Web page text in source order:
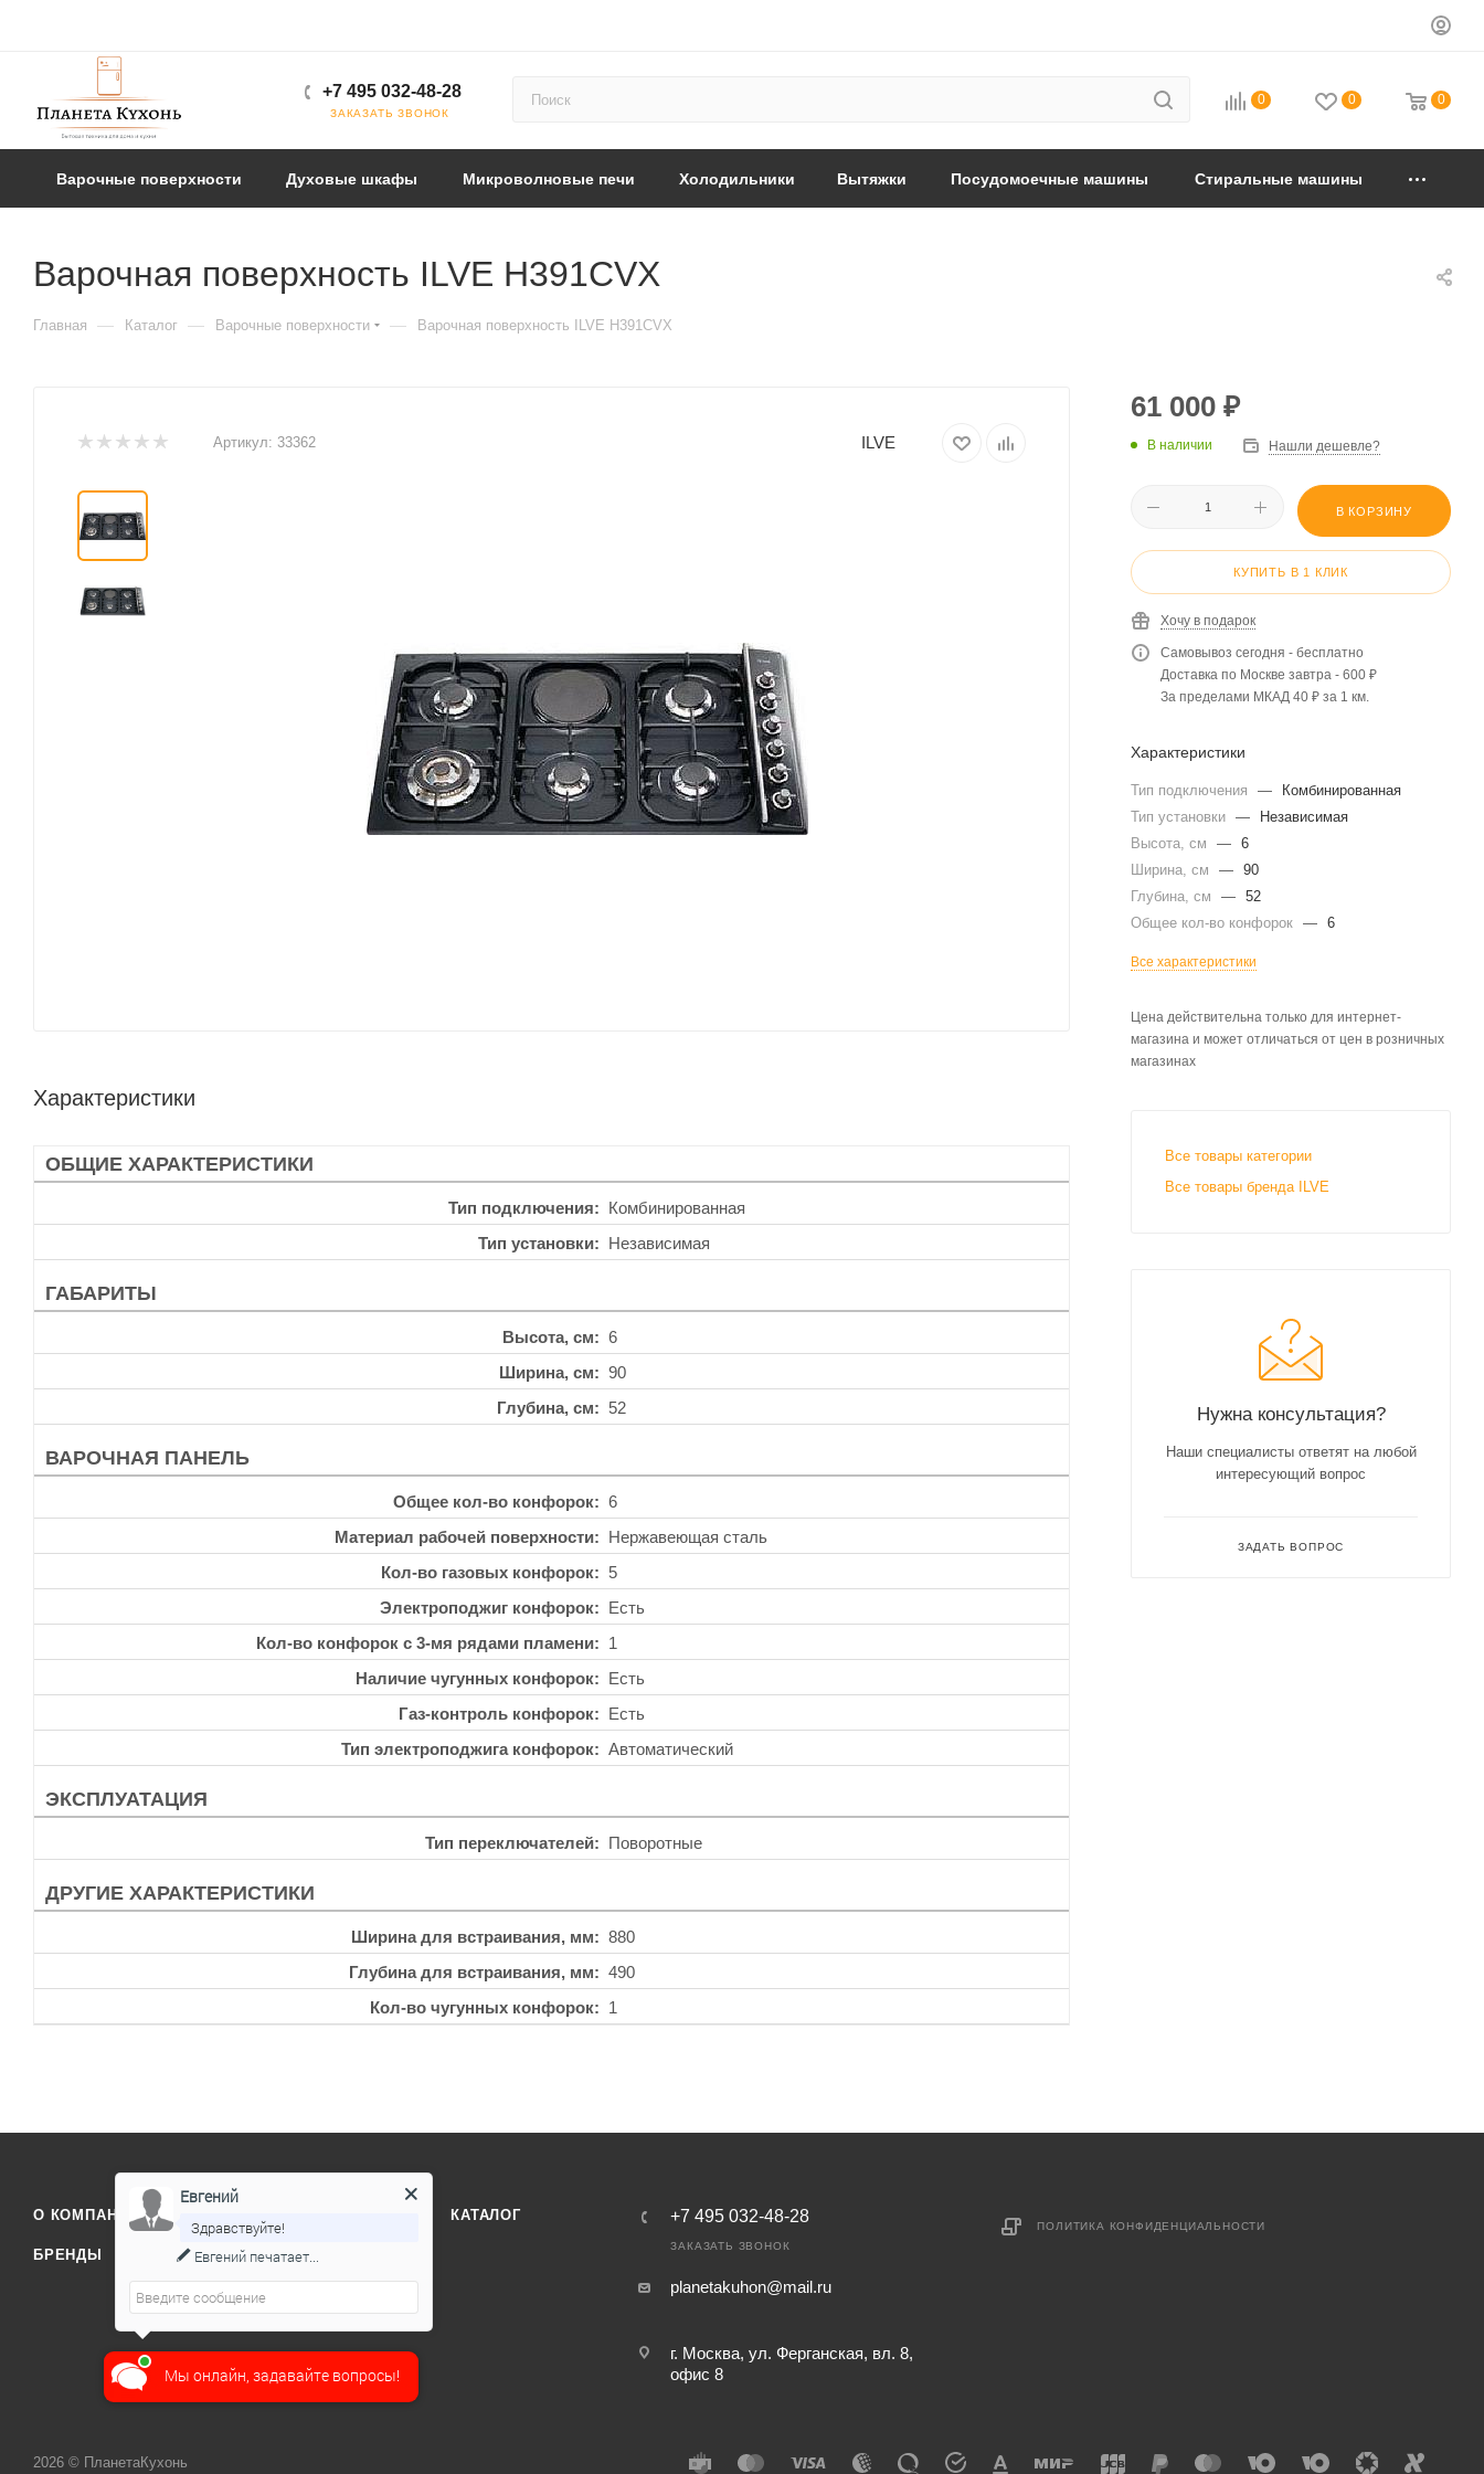
+7 495 032-48-28
ЗАКАЗАТЬ ЗВОНОК
0 0 0
Варочные поверхности Духовые шкафы Микроволновые печи Холодильники Вытяжки Посудомоечные машины Стиральные машины
Варочная поверхность ILVE H391CVX
Главная — Каталог — Варочные поверхности — Варочная поверхность ILVE H391CVX
Артикул: 33362 ILVE
Характеристики
ОБЩИЕ ХАРАКТЕРИСТИКИ
Тип подключения
Комбинированная
Тип установки
Независимая
ГАБАРИТЫ
Высота, см
6
Ширина, см
90
Глубина, см
52
ВАРОЧНАЯ ПАНЕЛЬ
Общее кол-во конфорок
6
Материал рабочей поверхности
Нержавеющая сталь
Кол-во газовых конфорок
5
Электроподжиг конфорок
Есть
Кол-во конфорок с 3-мя рядами пламени
1
Наличие чугунных конфорок
Есть
Газ-контроль конфорок
Есть
Тип электроподжига конфорок
Автоматический
ЭКСПЛУАТАЦИЯ
Тип переключателей Поворотные
ДРУГИЕ ХАРАКТЕРИСТИКИ
Ширина для встраивания, мм
880
Глубина для встраивания, мм
490
Кол-во чугунных конфорок
1
61 000 ₽
В наличии Нашли дешевле?
В КОРЗИНУ
КУПИТЬ В 1 КЛИК
Хочу в подарок
Самовывоз сегодня - бесплатно
Доставка по Москве завтра - 600 ₽
За пределами МКАД 40 ₽ за 1 км.
Характеристики
Тип подключения —
Комбинированная
Тип установки —
Независимая
Высота, см
— 6
Ширина, см
— 90
Глубина, см
— 52
Общее кол-во конфорок — 6
Все характеристики
Цена действительна только для интернет-
магазина и может отличаться от цен в розничных
магазинах
Все товары категории
Все товары бренда ILVE
Нужна консультация?
Наши специалисты ответят на любой
интересующий вопрос
ЗАДАТЬ ВОПРОС
О КОМПАНИИ КАТАЛОГ
БРЕНДЫ
+7 495 032-48-28
ЗАКАЗАТЬ ЗВОНОК
planetakuhon@mail.ru
г. Москва, ул. Ферганская, вл. 8,
офис 8
ПОЛИТИКА КОНФИДЕНЦИАЛЬНОСТИ
2026 © ПланетаКухонь
Мы онлайн, задавайте вопросы!
Евгений
Здравствуйте!
Евгений печатает...